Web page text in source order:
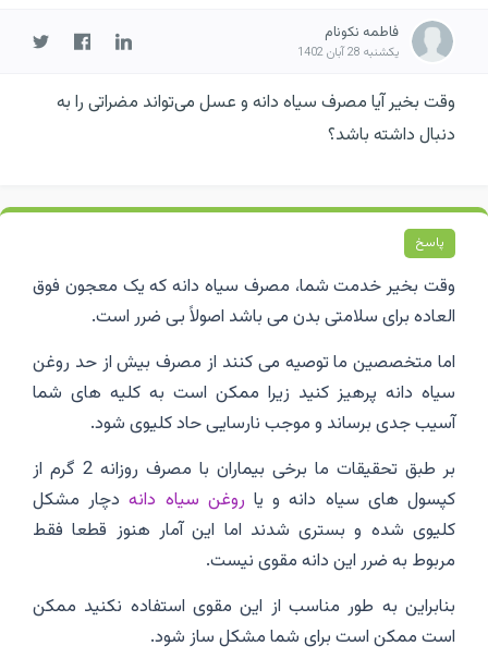
فاطمه نکونام
یکشنبه 28 آبان 1402
وقت بخیر آیا مصرف سیاه دانه و عسل می‌تواند مضراتی را به
دنبال داشته باشد؟
پاسخ
وقت بخیر خدمت شما، مصرف سیاه دانه که یک معجون فوق
العاده برای سلامتی بدن می باشد اصولاً بی ضرر است.
اما متخصصین ما توصیه می کنند از مصرف بیش از حد روغن
سیاه دانه پرهیز کنید زیرا ممکن است به کلیه های شما
آسیب جدی برساند و موجب نارسایی حاد کلیوی شود.
بر طبق تحقیقات ما برخی بیماران با مصرف روزانه 2 گرم از
کپسول های سیاه دانه و یا روغن سیاه دانهدچار مشکل
کلیوی شده و بستری شدند اما این آمار هنوز قطعا فقط
مربوط به ضرر این دانه مقوی نیست.
بنابراین به طور مناسب از این مقوی استفاده نکنید ممکن
است ممکن است برای شما مشکل ساز شود.